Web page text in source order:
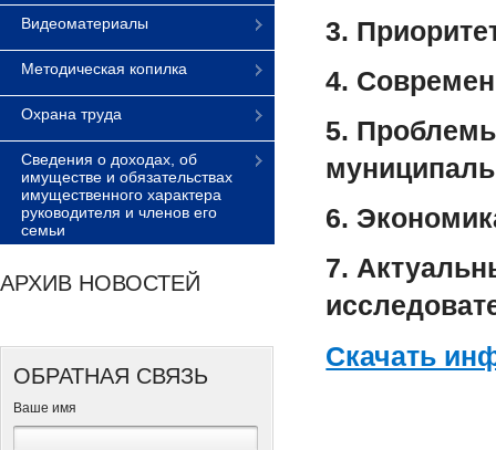
Видеоматериалы
Методическая копилка
Охрана труда
Сведения о доходах, об
имуществе и обязательствах
имущественного характера
руководителя и членов его
семьи
АРХИВ НОВОСТЕЙ
ОБРАТНАЯ СВЯЗЬ
Ваше имя
3.
4.
5.
6.
7.
Скачать